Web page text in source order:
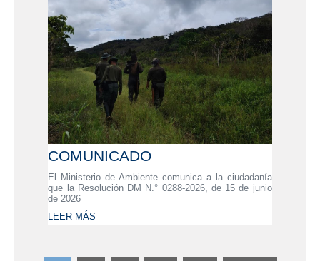
COMUNICADO
El Ministerio de Ambiente comunica a la ciudadanía
que la Resolución DM N.° 0288-2026, de 15 de junio
de 2026
LEER MÁS